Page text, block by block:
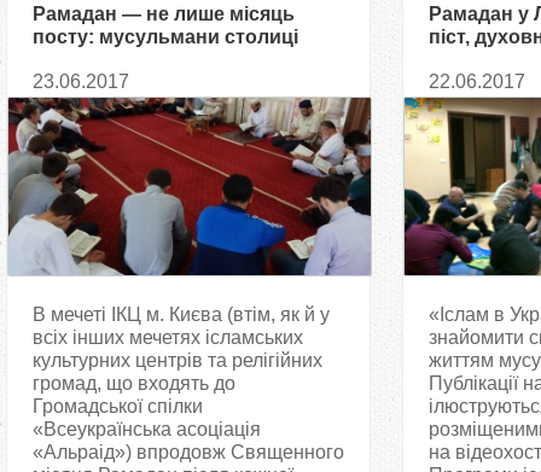
Рамадан — не лише місяць
посту: мусульмани столиці
Корану
23.06.2017
В мечеті ІКЦ м. Києва (втім, як й у
всіх інших мечетях ісламських
культурних центрів та релігійних
громад, що входять до
Громадської спілки
«Всеукраїнська асоціація
«Альраід») впродовж Священного
Рамадан у
піст,
22.06.2017
«Іслам в
знайомити
життям
Публікації
на